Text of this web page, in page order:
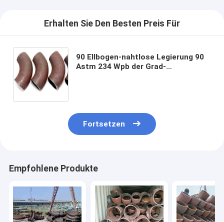
Erhalten Sie Den Besten Preis Für
90 Ellbogen-nahtlose Legierung 90
Astm 234 Wpb der Grad-
Fortsetzen
Empfohlene Produkte